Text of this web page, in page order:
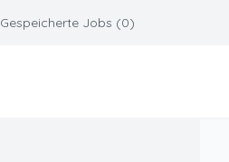
Gespeicherte Jobs (0)